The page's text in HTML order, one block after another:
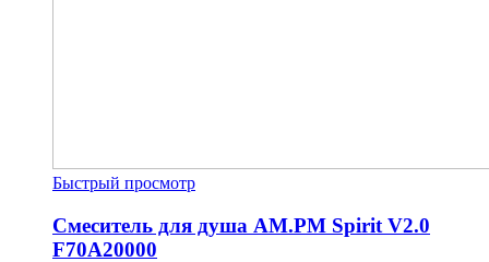
Быстрый просмотр
Смеситель для душа AM.PM Spirit V2.0
F70A20000